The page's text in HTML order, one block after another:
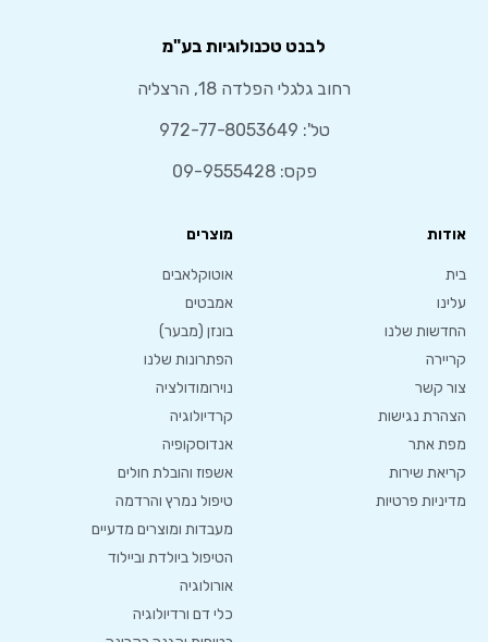
מוצרים
אוטוקלאבים
אמבטים
בונזן (מבער)
הפתרונות שלנו
נוירומודולציה
קרדיולוגיה
אנדוסקופיה
אשפוז והובלת חולים
טיפול נמרץ והרדמה
מעבדות ומוצרים מדעיים
הטיפול ביולדת וביילוד
אורולוגיה
כלי דם ורדיולוגיה
אודות
בית
עלינו
החדשות שלנו
קריירה
צור קשר
הצהרת נגישות
מפת אתר
קריאת שירות
מדיניות פרטיות
לבנט טכנולוגיות בע"מ
רחוב גלגלי הפלדה 18, הרצליה
טל': 972-77-8053649
פקס: 09-9555428